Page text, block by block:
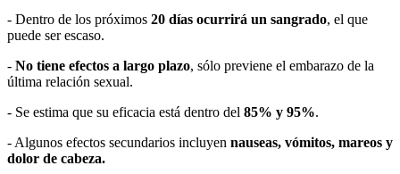
- Dentro de los próximos 20 días ocurrirá un sangrado, el que
puede ser escaso.
- No tiene efectos a largo plazo, sólo previene el embarazo de la
última relación sexual.
- Se estima que su eficacia está dentro del 85% y 95%.
- Algunos efectos secundarios incluyen nauseas, vómitos, mareos y
dolor de cabeza.